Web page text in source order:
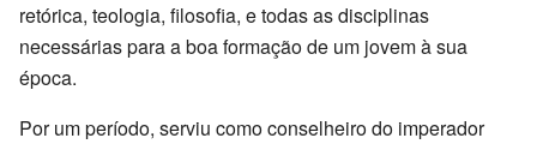
retórica, teologia, filosofia, e todas as disciplinas
necessárias para a boa formação de um jovem à sua
época.
Por um período, serviu como conselheiro do imperador